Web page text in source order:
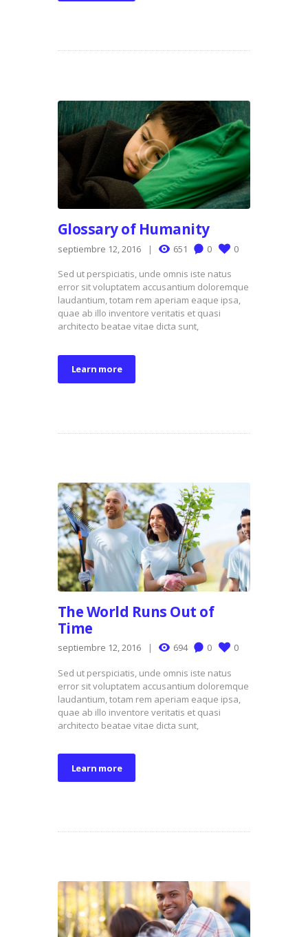
Glossary of Humanity
septiembre 12, 2016 651 0 0
Sed ut perspiciatis, unde omnis iste natus
error sit voluptatem accusantium doloremque
laudantium, totam rem aperiam eaque ipsa,
quae ab illo inventore veritatis et quasi
architecto beatae vitae dicta sunt,
Learn more
The World Runs Out of
Time
septiembre 12, 2016 694 0 0
Sed ut perspiciatis, unde omnis iste natus
error sit voluptatem accusantium doloremque
laudantium, totam rem aperiam eaque ipsa,
quae ab illo inventore veritatis et quasi
architecto beatae vitae dicta sunt,
Learn more